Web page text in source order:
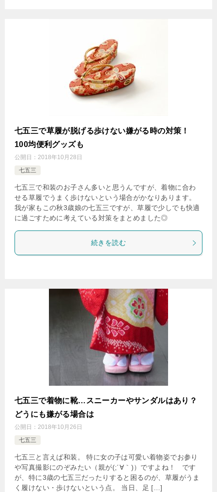
七五三で草履が脱げる歩けない嫌がる時の対策！
100均便利グッズも
公開日： 2018年10月28日
七五三
七五三で和装のお子さん多いと思うんですが、着物に合わ
せる草履でうまく歩けないという場合がかなりあります。
我が家もこの秋3歳娘の七五三ですが、草履で少しでも快適
に過ごすために考えている対策をまとめました◎
続きを読む
七五三で着物に靴…スニーカーやサンダルはあり？
どうにも嫌がる場合は
公開日： 2018年10月26日
七五三
七五三と言えば和装。 特に女の子は可愛い着物姿でお参り
や写真撮影にのぞみたい（親が(;´∀｀)）ですよね！ です
が、特に3歳の七五三だったりすると困るのが、草履がうま
く履けない・歩けないという点。 当日、足 […]